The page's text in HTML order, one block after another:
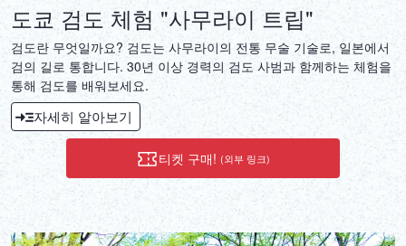
도쿄 검도 체험 "사무라이 트립"
검도란 무엇일까요? 검도는 사무라이의 전통 무술 기술로, 일본에서
검의 길로 통합니다. 30년 이상 경력의 검도 사범과 함께하는 체험을
통해 검도를 배워보세요.
자세히 알아보기
티켓 구매! (외부 링크)